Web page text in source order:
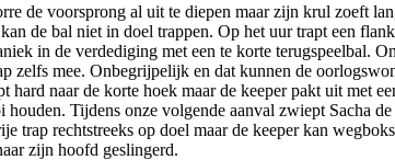
de voorsprong al uit te diepen maar zijn krul zoeft
de bal niet in doel trappen. Op het uur trapt een
in de verdediging met een te korte terugspeelbal.
zelfs mee. Onbegrijpelijk en dat kunnen de
hard naar de korte hoek maar de keeper pakt uit
Tijdens onze volgende aanval zwiept Sacha
trap rechtstreeks op doel maar de keeper kan
zijn hoofd geslingerd.